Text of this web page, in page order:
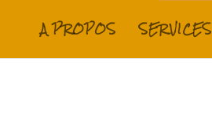
A PROPOS SERVICES